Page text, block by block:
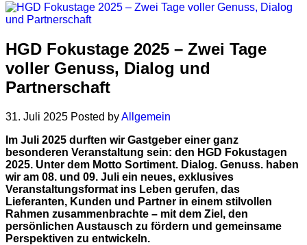
HGD Fokustage 2025 – Zwei Tage
voller Genuss, Dialog und
Partnerschaft
31. Juli 2025 Posted byAllgemein
Im Juli 2025 durften wir Gastgeber einer ganz
besonderen Veranstaltung sein: den HGD Fokustagen
2025. Unter dem Motto Sortiment. Dialog. Genuss. haben
wir am 08. und 09. Juli ein neues, exklusives
Veranstaltungsformat ins Leben gerufen, das
Lieferanten, Kunden und Partner in einem stilvollen
Rahmen zusammenbrachte – mit dem Ziel, den
persönlichen Austausch zu fördern und gemeinsame
Perspektiven zu entwickeln.